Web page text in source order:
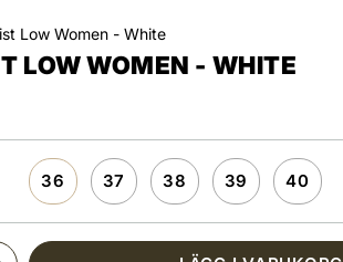
Low Women - White
LOW WOMEN - WHITE
36 37 38 39 40